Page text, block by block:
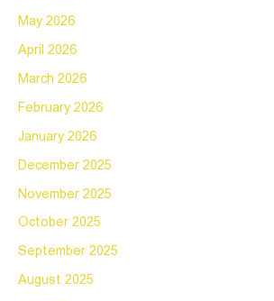
May 2026
April 2026
March 2026
February 2026
January 2026
December 2025
November 2025
October 2025
September 2025
August 2025